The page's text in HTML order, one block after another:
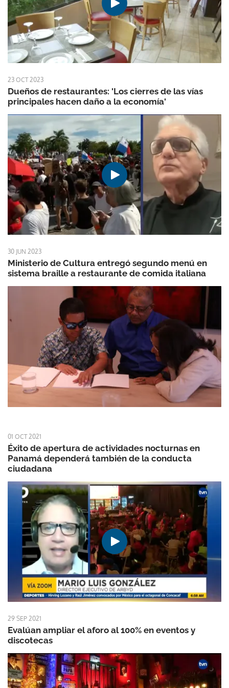
23 OCT 2023
Dueños de restaurantes: 'Los cierres de las vías
principales hacen daño a la economía'
30 JUN 2023
Ministerio de Cultura entregó segundo menú en
sistema braille a restaurante de comida italiana
01 OCT 2021
Éxito de apertura de actividades nocturnas en
Panamá dependerá también de la conducta
ciudadana
29 SEP 2021
Evalúan ampliar el aforo al 100% en eventos y
discotecas